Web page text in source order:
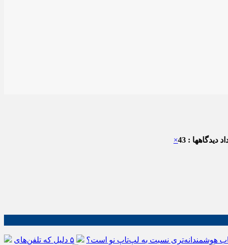
دیدگاهها : 43 ×
هوشمندانه‌تری نسبت به لپ‌تاپ نو است؟
۵ دلیل که تلفن‌های IP سیسکو باعث افزایش